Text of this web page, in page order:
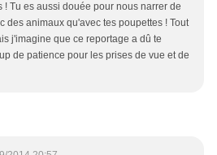
! Tu es aussi douée pour nous narrer de
des animaux qu'avec tes poupettes ! Tout
j'imagine que ce reportage a dû te
de patience pour les prises de vue et de